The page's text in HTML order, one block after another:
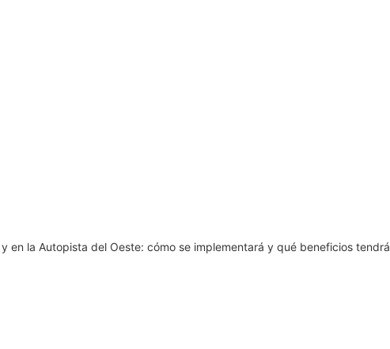
en la Autopista del Oeste: cómo se implementará y qué beneficios tendrá